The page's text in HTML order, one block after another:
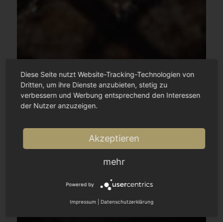
Diese Seite nutzt Website-Tracking-Technologien von
Dritten, um ihre Dienste anzubieten, stetig zu
verbessern und Werbung entsprechend den Interessen
der Nutzer anzuzeigen.
Akzeptieren
mehr
Powered by
Impressum Datenschutzerklärung